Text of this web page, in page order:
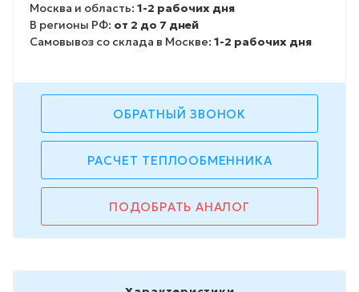
Москва и область: 1-2 рабочих дня
В регионы РФ: от 2 до 7 дней
Самовывоз со склада в Москве: 1-2 рабочих дня
ОБРАТНЫЙ ЗВОНОК
РАСЧЕТ ТЕПЛООБМЕННИКА
ПОДОБРАТЬ АНАЛОГ